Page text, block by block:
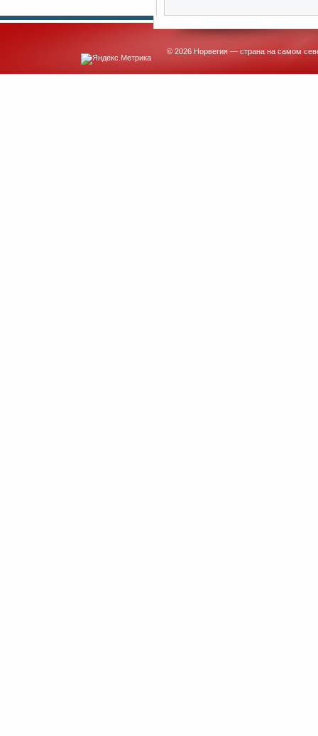
© 2026 Норвегия — страна на самом